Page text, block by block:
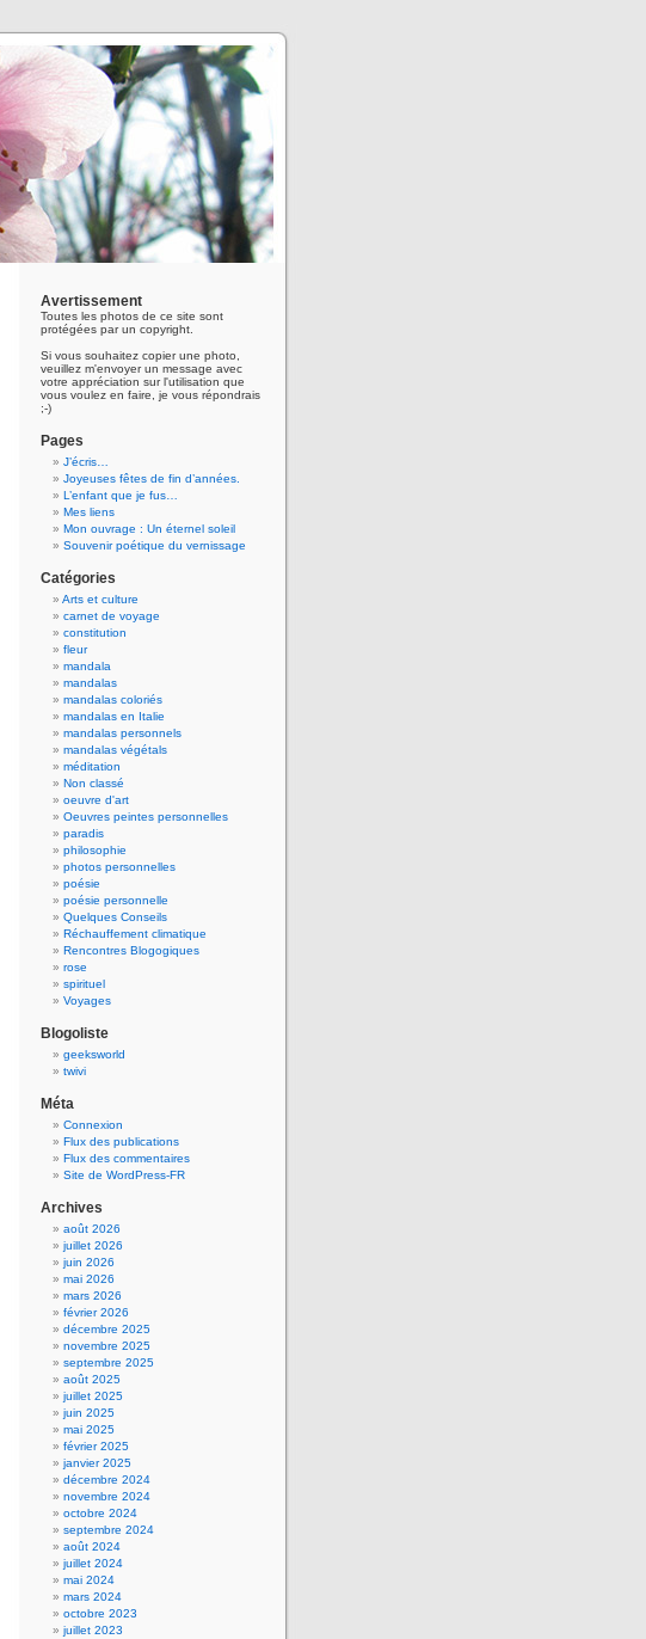
Avertissement
Toutes les photos de ce site sont
protégées par un copyright.
Si vous souhaitez copier une photo,
veuillez m'envoyer un message avec
votre appréciation sur l'utilisation que
vous voulez en faire, je vous répondrais
;-)
Pages
J’écris…
Joyeuses fêtes de fin d’années.
L’enfant que je fus…
Mes liens
Mon ouvrage : Un éternel soleil
Souvenir poétique du vernissage
Catégories
Arts et culture
carnet de voyage
constitution
fleur
mandala
mandalas
mandalas coloriés
mandalas en Italie
mandalas personnels
mandalas végétals
méditation
Non classé
oeuvre d'art
Oeuvres peintes personnelles
paradis
philosophie
photos personnelles
poésie
poésie personnelle
Quelques Conseils
Réchauffement climatique
Rencontres Blogogiques
rose
spirituel
Voyages
Blogoliste
geeksworld
twivi
Méta
Connexion
Flux des publications
Flux des commentaires
Site de WordPress-FR
Archives
août 2026
juillet 2026
juin 2026
mai 2026
mars 2026
février 2026
décembre 2025
novembre 2025
septembre 2025
août 2025
juillet 2025
juin 2025
mai 2025
février 2025
janvier 2025
décembre 2024
novembre 2024
octobre 2024
septembre 2024
août 2024
juillet 2024
mai 2024
mars 2024
octobre 2023
juillet 2023